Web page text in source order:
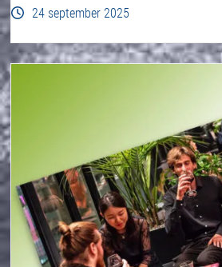
24 september 2025